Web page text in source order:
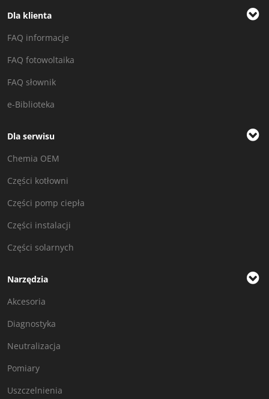
Dla klienta
FAQ informacje
FAQ fotowoltaika
FAQ słownik
e-Biblioteka
Dla serwisu
Chemia OEM
Części kotłowni
Części pomp ciepła
Części instalacji
Części solarnych
Narzędzia
Akcesoria
Diagnostyka
Neutralizacja
Pomiary
Uszczelnienia